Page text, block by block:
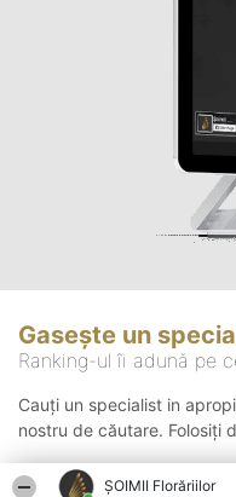
ȘOIMII Florăriilor
Gasește un
Ranking-ul îi adună pe
Cauți un specialist in
nostru de căutare. Folosiți